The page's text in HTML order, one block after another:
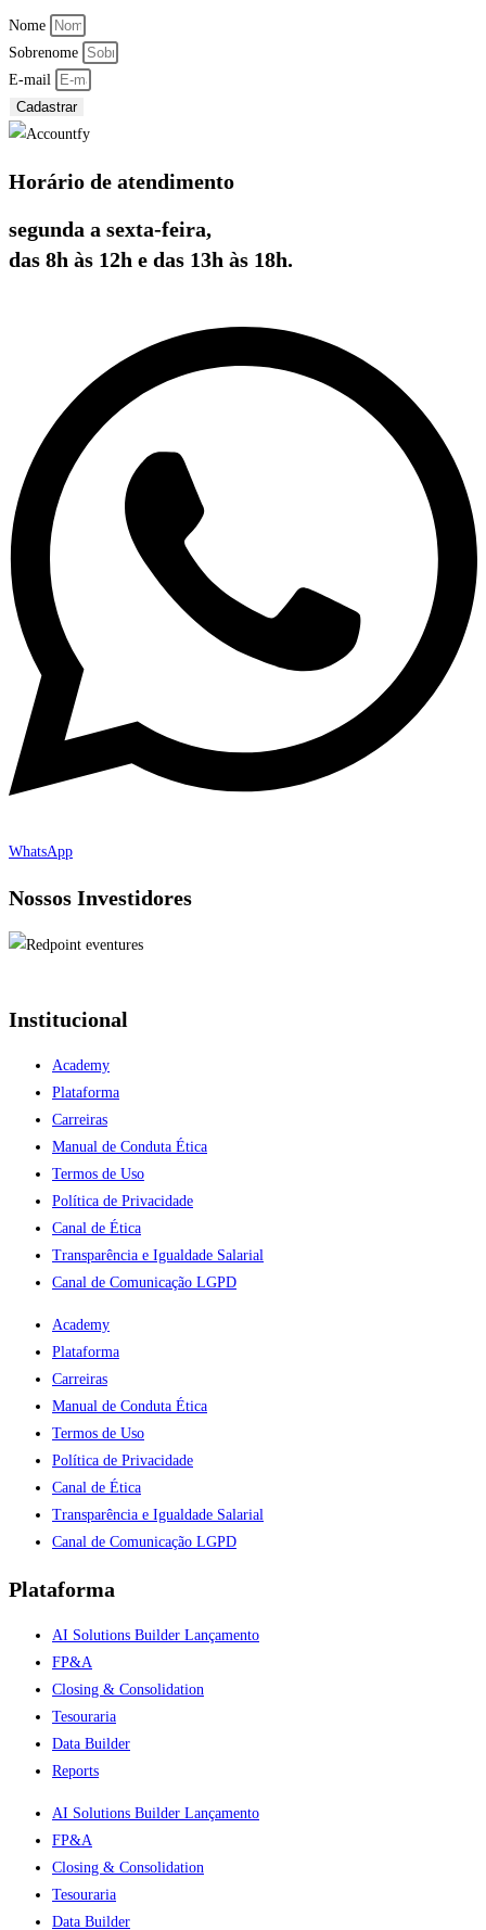
Nome
Sobrenome
E-mail
Cadastrar
Horário de atendimento
segunda a sexta-feira,
das 8h às 12h e das 13h às 18h.
WhatsApp
Nossos Investidores
Institucional
Academy
Plataforma
Carreiras
Manual de Conduta Ética
Termos de Uso
Política de Privacidade
Canal de Ética
Transparência e Igualdade Salarial
Canal de Comunicação LGPD
Academy
Plataforma
Carreiras
Manual de Conduta Ética
Termos de Uso
Política de Privacidade
Canal de Ética
Transparência e Igualdade Salarial
Canal de Comunicação LGPD
Plataforma
AI Solutions Builder Lançamento
FP&A
Closing & Consolidation
Tesouraria
Data Builder
Reports
AI Solutions Builder Lançamento
FP&A
Closing & Consolidation
Tesouraria
Data Builder